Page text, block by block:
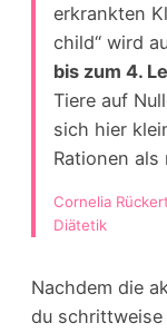
erkrankten
child“ wird
bis zum 4.
Tiere auf
sich hier
Rationen als
Cornelia
Diätetik
Nachdem die
du